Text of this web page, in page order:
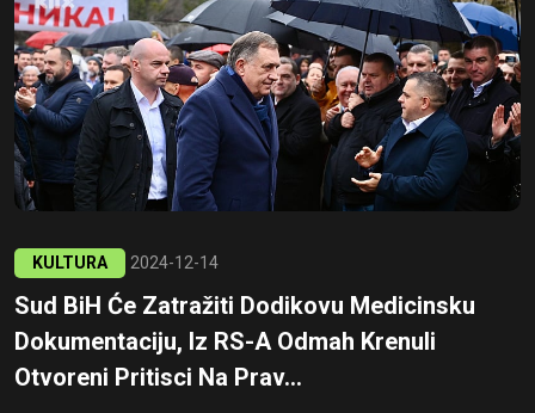
KULTURA 2024-12-14
Sud BiH Će Zatražiti Dodikovu Medicinsku
Dokumentaciju, Iz RS-A Odmah Krenuli
Otvoreni Pritisci Na Prav...